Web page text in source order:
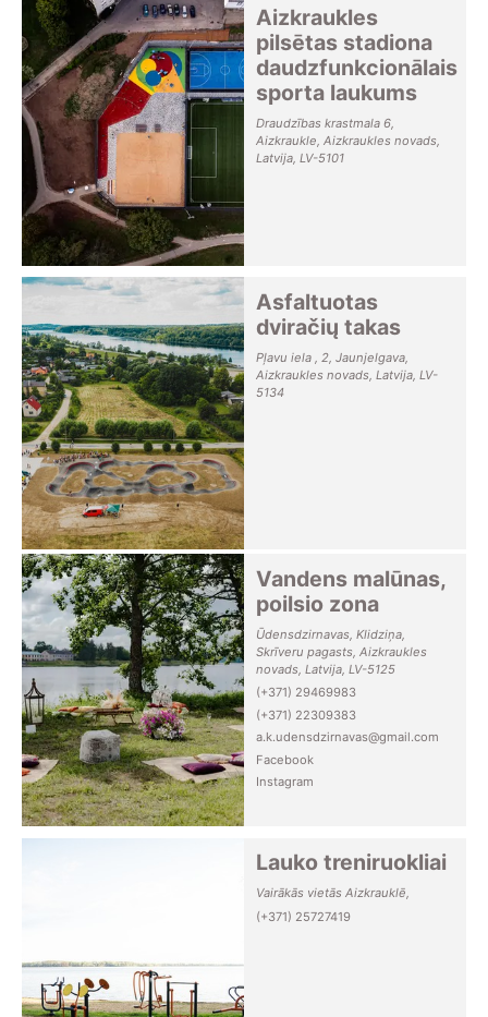
Aizkraukles
pilsētas stadiona
daudzfunkcionālais
sporta laukums
Draudzības krastmala 6,
Aizkraukle, Aizkraukles novads,
Latvija, LV-5101
Asfaltuotas
dviračių takas
Pļavu iela , 2, Jaunjelgava,
Aizkraukles novads, Latvija, LV-
5134
Vandens malūnas,
poilsio zona
Ūdensdzirnavas, Klidziņa,
Skrīveru pagasts, Aizkraukles
novads, Latvija, LV-5125
(+371) 29469983
(+371) 22309383
a.k.udensdzirnavas@gmail.com
Facebook
Instagram
Lauko treniruokliai
Vairākās vietās Aizkrauklē,
(+371) 25727419